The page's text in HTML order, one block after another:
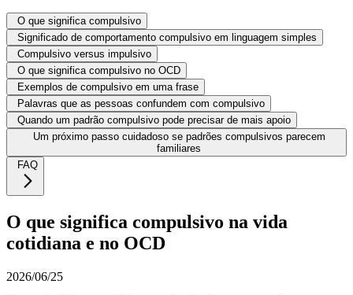
O que significa compulsivo
Significado de comportamento compulsivo em linguagem simples
Compulsivo versus impulsivo
O que significa compulsivo no OCD
Exemplos de compulsivo em uma frase
Palavras que as pessoas confundem com compulsivo
Quando um padrão compulsivo pode precisar de mais apoio
Um próximo passo cuidadoso se padrões compulsivos parecem
familiares
FAQ
O que significa compulsivo na vida
cotidiana e no OCD
2026/06/25